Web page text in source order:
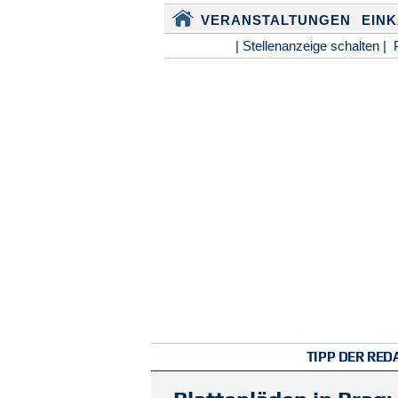
VERANSTALTUNGEN
| Stellenanzeige schalten |
TIPP DER